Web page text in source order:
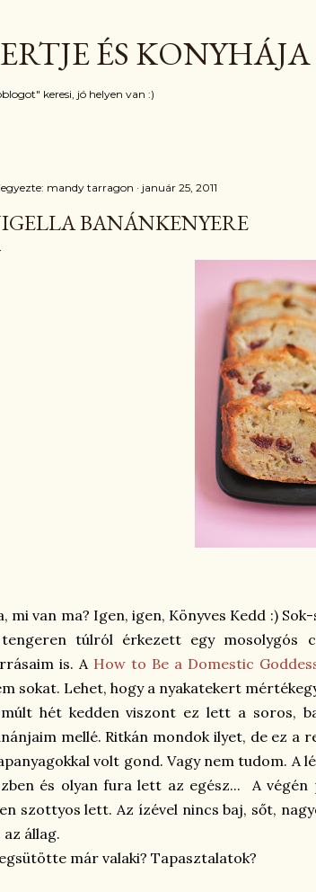
ÉS KONYHÁJA
keresi, jó helyen van :)
mandy tarragon január 25, 2011
BANÁNKENYERE
mi van ma? Igen, igen, Könyves Kedd :)
túlról érkezett egy mosolygós
is. A How to Be a Domestic
sokat. Lehet, hogy a nyakatekert
hét kedden viszont ez lett a soros,
mellé. Ritkán mondok ilyet, de ez a
volt gond. Vagy nem tudom. A
és olyan fura lett az egész... A
szottyos lett. Az ízével nincs baj, sőt,
az állag.
már valaki? Tapasztalatok?